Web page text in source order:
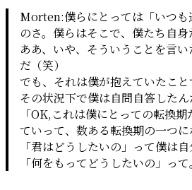
Morten:僕らにとっては「いつも
のさ。僕らはそこで、僕たち自身
ああ、いや、そういうことを言
だ（笑）
でも、それは僕が抱えていたこと
その状況下で僕は自問自答したん
「OK,これは僕にとっての転換
ていって、数ある転換期の一つに
「君はどうしたいの」って僕は
「何をもってどうしたいの」って。